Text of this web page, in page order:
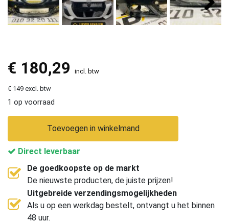
€ 180,29 incl. btw
€ 149 excl. btw
1 op voorraad
Toevoegen in winkelmand
Direct leverbaar
De goedkoopste op de markt
De nieuwste producten, de juiste prijzen!
Uitgebreide verzendingsmogelijkheden
Als u op een werkdag bestelt, ontvangt u het binnen
48 uur.